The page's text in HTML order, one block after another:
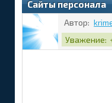
Сайты персонала
Автор:
Уважение: